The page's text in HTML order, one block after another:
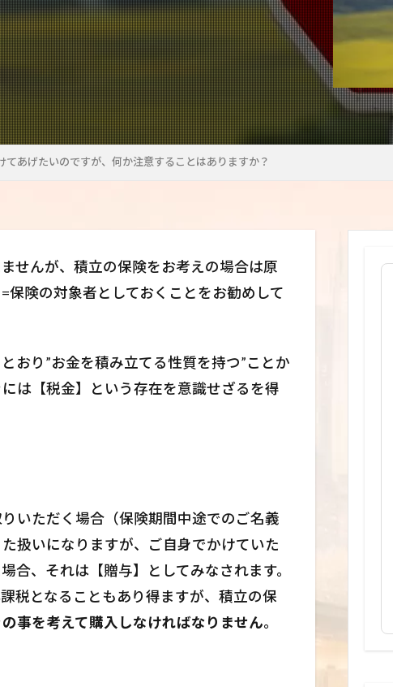
てあげたいのですが、何か注意することはありますか？
せんが、積立の保険をお考えの場合は原
険の対象者としておくことをお勧めして
おり”お金を積み立てる性質を持つ”ことか
は【税金】という存在を意識せざるを得
いただく場合（保険期間中途でのご名義
扱いになりますが、ご自身でかけていた
合、それは【贈与】としてみなされます。
税となることもあり得ますが、積立の保
事を考えて購入しなければなりません。